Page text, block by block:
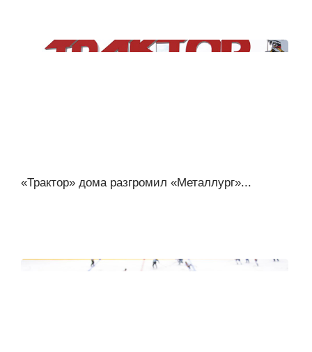
«Трактор» дома разгромил «Металлург»...